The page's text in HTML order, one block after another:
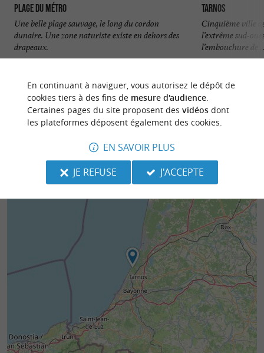
Plage du Métro
Une belle plage sauvage, le long du cordon
dunaire. Une zone naturiste existe en dehors des
drapeaux.
Tarnos
Cinquième ville
l’extrême sud-
l’embouchure de
En continuant à naviguer, vous autorisez le dépôt de
cookies tiers à des fins de mesure d'audience.
Certaines pages du site proposent des vidéosdont
les plateformes déposent également des cookies.
EN SAVOIR PLUS
JE REFUSE
J'ACCEPTE